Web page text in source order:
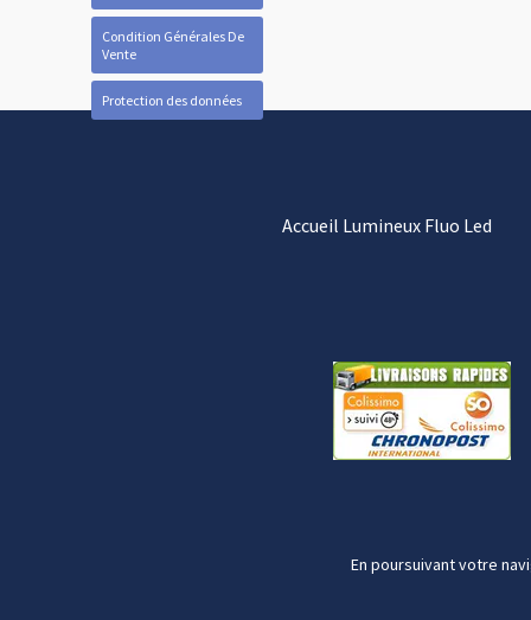
Condition Générales De
Vente
Protection des données
Accueil Lumineux Fluo Led
En poursuivant votre